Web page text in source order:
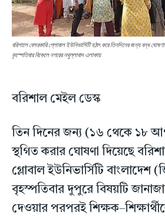
বরিশালে বেসরকারি গ্লােবাল ইউনিভার্সিটি হঠাৎ করে তিনদিনের জন্য বন্ধ
বৃহস্পতিবার বিকেলে নগরের নথুল্লাবাদ এলাকায়
বরিশাল মেইল ডেস্ক
তিন দিনের জন্য (১৬ থেকে ১৮
স্থগিত করার ঘোষণা দিয়েছে
গ্লোবাল ইউনিভার্সিটি
বৃহস্পতিবার দুপুরে বিষয়টি
দেওয়ার পরপরই